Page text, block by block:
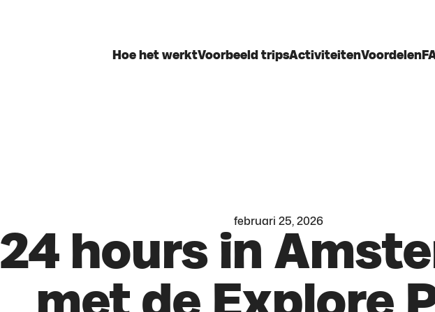
Hoe het werktVoorbeeld tripsActiviteitenVoordelen
februari 25, 2026
24 hours in